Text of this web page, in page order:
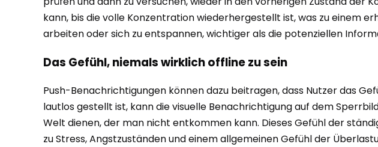
kann, bis die volle Konzentration wiederhergestellt ist, was zu einem
arbeiten oder sich zu entspannen, wichtiger als die potenziellen
Das Gefühl, niemals wirklich offline zu sein
Push-Benachrichtigungen können dazu beitragen, dass Nutzer das
lautlos gestellt ist, kann die visuelle Benachrichtigung auf dem
Welt dienen, der man nicht entkommen kann. Dieses Gefühl der
zu Stress, Angstzuständen und einem allgemeinen Gefühl der